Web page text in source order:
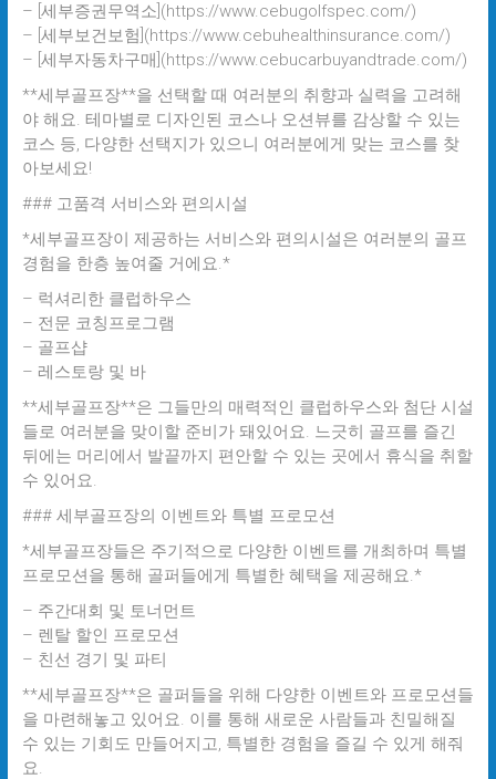
– [세부증권무역소](https://www.cebugolfspec.com/)
– [세부보건보험](https://www.cebuhealthinsurance.com/)
– [세부자동차구매](https://www.cebucarbuyandtrade.com/)
**세부골프장**을 선택할 때 여러분의 취향과 실력을 고려해
야 해요. 테마별로 디자인된 코스나 오션뷰를 감상할 수 있는
코스 등, 다양한 선택지가 있으니 여러분에게 맞는 코스를 찾
아보세요!
### 고품격 서비스와 편의시설
*세부골프장이 제공하는 서비스와 편의시설은 여러분의 골프
경험을 한층 높여줄 거에요.*
– 럭셔리한 클럽하우스
– 전문 코칭프로그램
– 골프샵
– 레스토랑 및 바
**세부골프장**은 그들만의 매력적인 클럽하우스와 첨단 시설
들로 여러분을 맞이할 준비가 돼있어요. 느긋히 골프를 즐긴
뒤에는 머리에서 발끝까지 편안할 수 있는 곳에서 휴식을 취할
수 있어요.
### 세부골프장의 이벤트와 특별 프로모션
*세부골프장들은 주기적으로 다양한 이벤트를 개최하며 특별
프로모션을 통해 골퍼들에게 특별한 혜택을 제공해요.*
– 주간대회 및 토너먼트
– 렌탈 할인 프로모션
– 친선 경기 및 파티
**세부골프장**은 골퍼들을 위해 다양한 이벤트와 프로모션들
을 마련해놓고 있어요. 이를 통해 새로운 사람들과 친밀해질
수 있는 기회도 만들어지고, 특별한 경험을 즐길 수 있게 해줘
요.